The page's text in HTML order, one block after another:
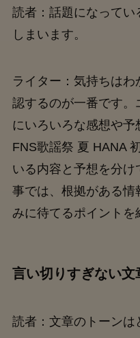
読者：話題になってい
しまいます。
ライター：気持ちは
認するのが一番です
にいろいろな感想や
FNS歌謡祭 夏 HANA
いる内容と予想を分
事では、根拠がある情
みに待てるポイントを
言い切りすぎない文
読者：文章のトーンは